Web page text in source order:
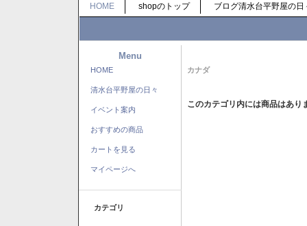
HOME shopのトップ ブログ清水台平野屋の日
Menu
HOME
清水台平野屋の日々
イベント案内
おすすめの商品
カートを見る
マイページへ
カテゴリ
カナダ
このカテゴリ内には商品はあり